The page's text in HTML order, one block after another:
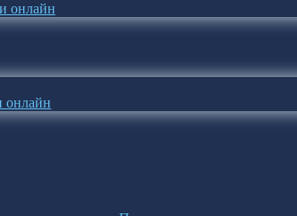
онлайн
онлайн